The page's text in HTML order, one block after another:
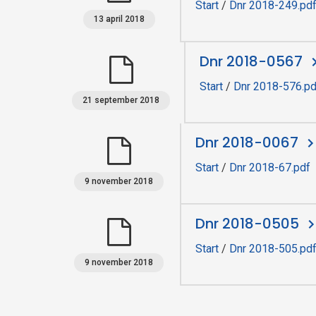
13 april 2018
Start / Dnr 2018-249.pdf
21 september 2018
Dnr 2018-0567
Start / Dnr 2018-
9 november 2018
Dnr 2018-0067
Start / Dnr 2018-67.pdf
9 november 2018
Dnr 2018-0505
Start / Dnr 2018-505.pdf